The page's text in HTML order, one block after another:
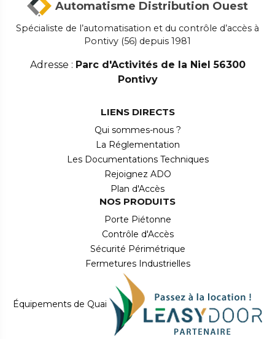
Automatisme Distribution Ouest
Spécialiste de l’automatisation et du contrôle d’accès à
Pontivy (56) depuis 1981
Adresse : Parc d'Activités de la Niel 56300
Pontivy
LIENS DIRECTS
Qui sommes-nous ?
La Réglementation
Les Documentations Techniques
Rejoignez ADO
Plan d'Accès
NOS PRODUITS
Porte Piétonne
Contrôle d'Accès
Sécurité Périmétrique
Fermetures Industrielles
Équipements de Quai